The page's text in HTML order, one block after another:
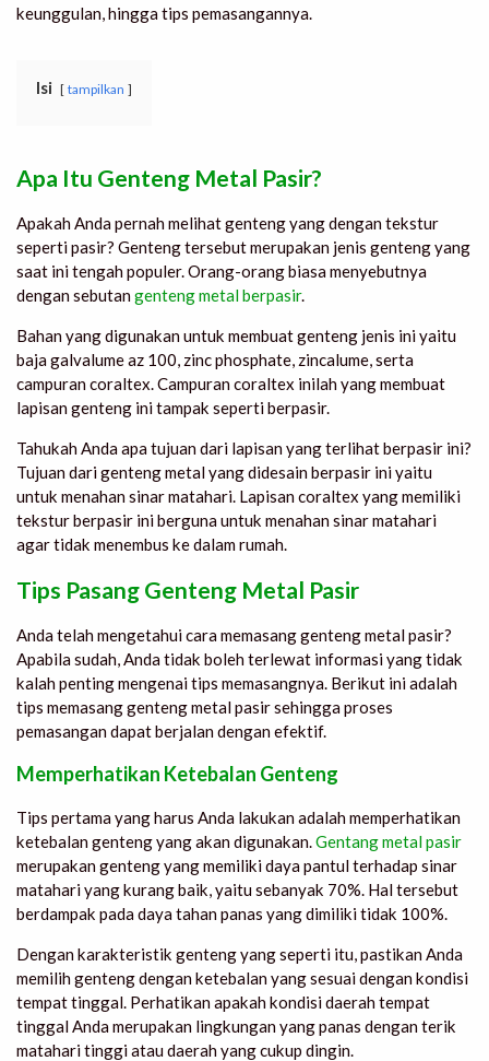
keunggulan, hingga tips pemasangannya.
Isi tampilkan
Apa Itu Genteng Metal Pasir?
Apakah Anda pernah melihat genteng yang dengan tekstur
seperti pasir? Genteng tersebut merupakan jenis genteng yang
saat ini tengah populer. Orang-orang biasa menyebutnya
dengan sebutangenteng metal berpasir.
Bahan yang digunakan untuk membuat genteng jenis ini yaitu
baja galvalume az 100, zinc phosphate, zincalume, serta
campuran coraltex. Campuran coraltex inilah yang membuat
lapisan genteng ini tampak seperti berpasir.
Tahukah Anda apa tujuan dari lapisan yang terlihat berpasir ini?
Tujuan dari genteng metal yang didesain berpasir ini yaitu
untuk menahan sinar matahari. Lapisan coraltex yang memiliki
tekstur berpasir ini berguna untuk menahan sinar matahari
agar tidak menembus ke dalam rumah.
Tips Pasang Genteng Metal Pasir
Anda telah mengetahui cara memasang genteng metal pasir?
Apabila sudah, Anda tidak boleh terlewat informasi yang tidak
kalah penting mengenai tips memasangnya. Berikut ini adalah
tips memasang genteng metal pasir sehingga proses
pemasangan dapat berjalan dengan efektif.
Memperhatikan Ketebalan Genteng
Tips pertama yang harus Anda lakukan adalah memperhatikan
ketebalan genteng yang akan digunakan.Gentang metal pasir
merupakan genteng yang memiliki daya pantul terhadap sinar
matahari yang kurang baik, yaitu sebanyak 70%. Hal tersebut
berdampak pada daya tahan panas yang dimiliki tidak 100%.
Dengan karakteristik genteng yang seperti itu, pastikan Anda
memilih genteng dengan ketebalan yang sesuai dengan kondisi
tempat tinggal. Perhatikan apakah kondisi daerah tempat
tinggal Anda merupakan lingkungan yang panas dengan terik
matahari tinggi atau daerah yang cukup dingin.